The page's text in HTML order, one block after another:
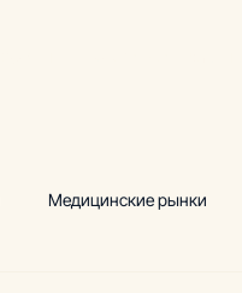
Медицинские рынки